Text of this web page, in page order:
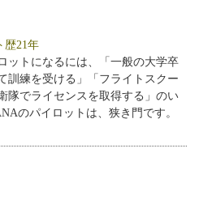
歴21年
ットになるには、「一般の大学卒
訓練を受ける」「フライトスクー
隊でライセンスを取得する」のい
のパイロットは、狭き門です。